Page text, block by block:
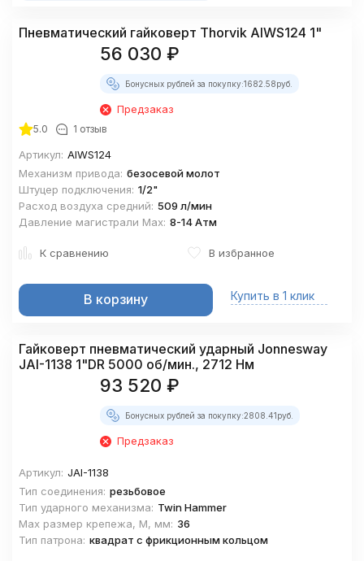
Пневматический гайковерт Thorvik AIWS124 1"
56 030 ₽
Бонусных рублей за покупку:1682.58руб.
Предзаказ
5.0 1 отзыв
Артикул: AIWS124
Механизм привода: безосевой молот
Штуцер подключения: 1/2"
Расход воздуха средний: 509 л/мин
Давление магистрали Мах: 8-14 Атм
К сравнению В избранное
В корзину Купить в 1 клик
Гайковерт пневматический ударный Jonnesway
JAI-1138 1"DR 5000 об/мин., 2712 Нм
93 520 ₽
Бонусных рублей за покупку:2808.41руб.
Предзаказ
Артикул: JAI-1138
Тип соединения: резьбовое
Тип ударного механизма: Twin Hammer
Max размер крепежа, М, мм: 36
Тип патрона: квадрат с фрикционным кольцом